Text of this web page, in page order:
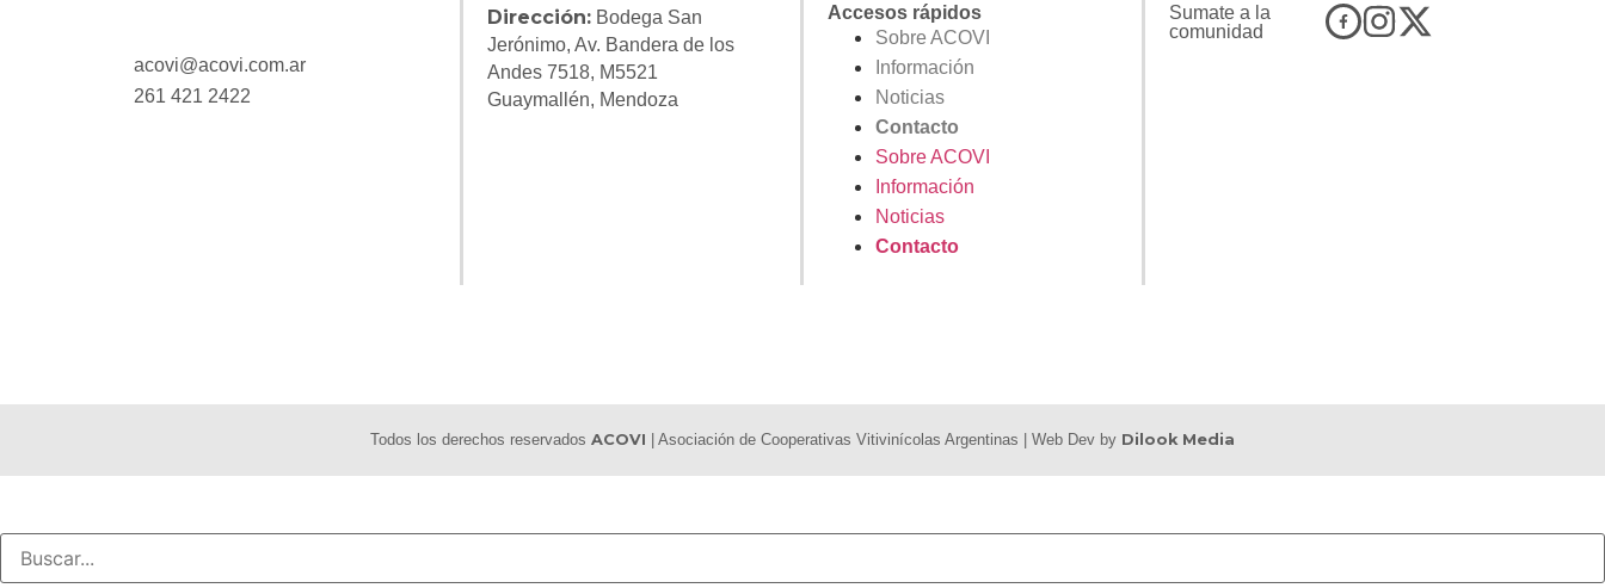
acovi@acovi.com.ar
261 421 2422
Dirección:Bodega San
Jerónimo, Av. Bandera de los
Andes 7518, M5521
Guaymallén, Mendoza
Accesos rápidos
Sobre ACOVI
Información
Noticias
Contacto
Sobre ACOVI
Información
Noticias
Contacto
Sumate a la
comunidad
Todos los derechos reservados ACOVI | Asociación de Cooperativas Vitivinícolas Argentinas | Web Dev by Dilook Media